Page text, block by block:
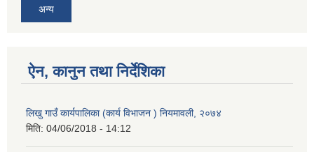
अन्य
ऐन, कानुन तथा निर्देशिका
लिखु गाउँ कार्यपालिका (कार्य विभाजन ) नियमावली, २०७४
मिति: 04/06/2018 - 14:12